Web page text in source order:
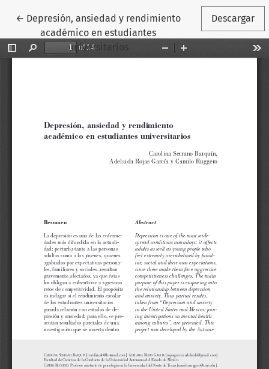
← Volver a los detalles del artículo
Depresión, ansiedad y rendimiento
académico en estudiantes
universitarios
Descargar